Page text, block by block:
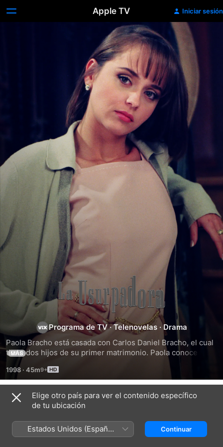
Apple TV Iniciar sesión
La
Usurpadora
Programa de TV ·Telenovelas ·Drama
Paola Bracho está casada con Carlos Daniel Bracho, el cual
tiene dos hijos de su primer matrimonio. Paola conoce a
Paulina, una mujer idéntica a ella. Paola idea un plan para
que Paulina asuma su identidad para poder escapar con su
amante.
MÁS
1998 · 45m
Temporada 1
Elige otro país para ver el contenido específico
de tu ubicación
Estados Unidos (Español
México)
Continuar